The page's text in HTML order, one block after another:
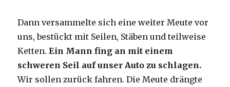
Dann versammelte sich eine weiter Meute vor
uns, bestückt mit Seilen, Stäben und teilweise
Ketten.Ein Mann fing an mit einem
schweren Seil auf unser Auto zu schlagen.
Wir sollen zurück fahren. Die Meute drängte